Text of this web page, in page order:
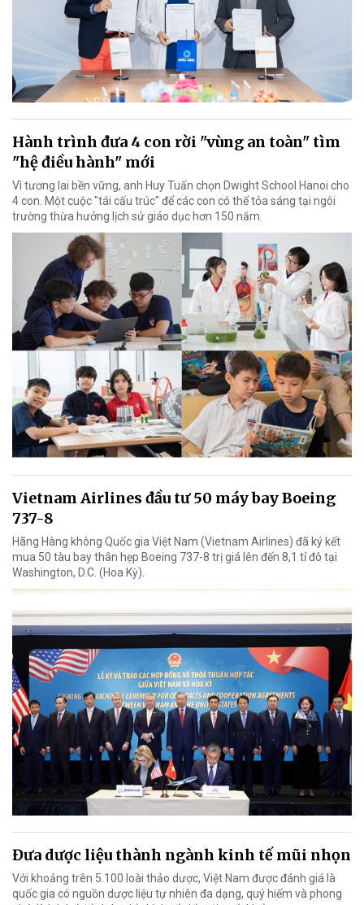
Hành trình đưa 4 con rời "vùng an toàn" tìm
"hệ điều hành" mới
Vì tương lai bền vững, anh Huy Tuấn chọn Dwight School Hanoi cho
4 con. Một cuộc "tái cấu trúc" để các con có thể tỏa sáng tại ngôi
trường thừa hưởng lịch sử giáo dục hơn 150 năm.
Vietnam Airlines đầu tư 50 máy bay Boeing
737-8
Hãng Hàng không Quốc gia Việt Nam (Vietnam Airlines) đã ký kết
mua 50 tàu bay thân hẹp Boeing 737-8 trị giá lên đến 8,1 tỉ đô tại
Washington, D.C. (Hoa Kỳ).
Đưa dược liệu thành ngành kinh tế mũi nhọn
Với khoảng trên 5.100 loài thảo dược, Việt Nam được đánh giá là
quốc gia có nguồn dược liệu tự nhiên đa dạng, quý hiếm và phong